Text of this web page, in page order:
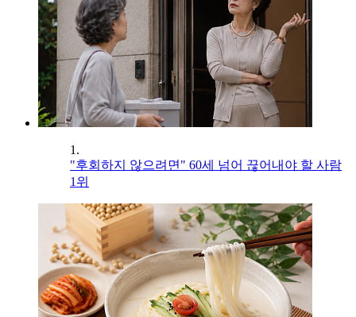
1.
"후회하지 않으려면" 60세 넘어 끊어내야 할 사람
1위